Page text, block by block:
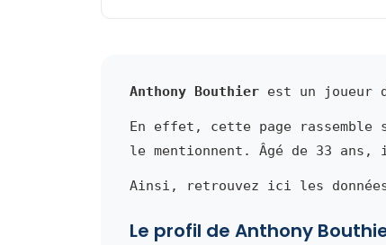
Anthony Bouthier est un joueur
En effet, cette page
le mentionnent. Âgé de 33
Ainsi, retrouvez ici les
Le profil de Anthony